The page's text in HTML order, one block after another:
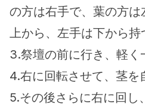
の方は右手で、葉の方
上から、左手は下から持
3.祭壇の前に行き、軽く
4.右に回転させて、茎を
5.その後さらに右に回し